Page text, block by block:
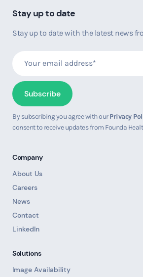
Stay up to date
Stay up to date with the latest news
By subscribing you agree with ourPrivacy
consent to receive updates from Founda
Company
About Us
Careers
News
Contact
LinkedIn
Solutions
Image Availability